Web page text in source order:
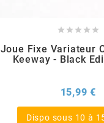
    
Joue Fixe Variateur
Keeway - Black
15,99 €
Dispo sous 10 à